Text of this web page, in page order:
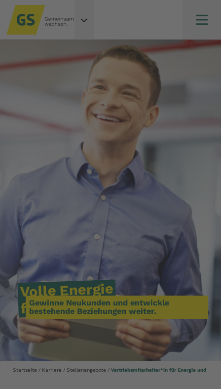
Volle Energie
fürdenVertrieb?
Gewinne Neukunden und entwickle
bestehende Beziehungen weiter.
Startseite Karriere Stellenangebote Vertriebsmitarbeiter*in für Energie und